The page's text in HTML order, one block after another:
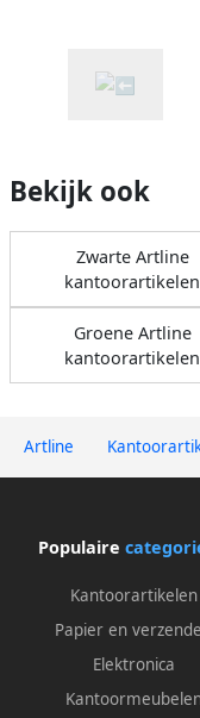
Artline
Bekijk ook
Zwarte Artline
kantoorartikelen
Groene Artline
kantoorartikelen
Populaire
Kantoorartikelen
Papier en
Elektronica